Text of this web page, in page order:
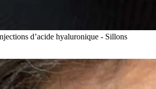
d’acide hyaluronique - Sillons